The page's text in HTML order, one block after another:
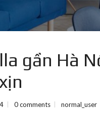
gần Hà
0 comments normal_user